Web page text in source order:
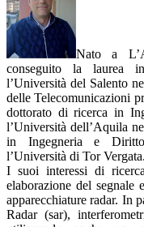
Nato a
conseguito la laurea in
l’Università del Salento
delle Telecomunicazioni
dottorato di ricerca in
l’Università dell’Aquila
in Ingegneria e
l’Università di Tor Vergata.
I suoi interessi di
elaborazione del segnale
apparecchiature radar. In
Radar (sar),